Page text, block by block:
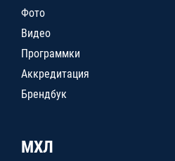
Фото
Видео
Программки
Аккредитация
Брендбук
МХЛ